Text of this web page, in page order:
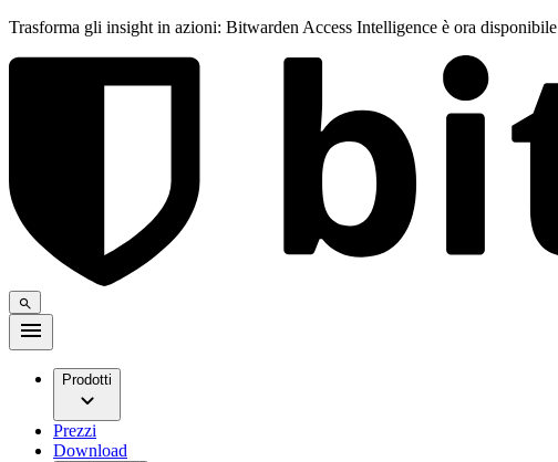
Trasforma gli insight in azioni: Bitwarden Access Intelligence è ora disponibile
Prodotti
Prezzi
Download